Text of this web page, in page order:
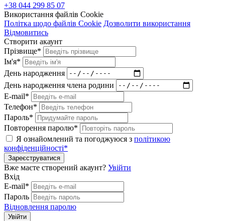
+38 044 299 85 07
Використання файлів Cookie
Політка щодо файлів Cookie Дозволити використання
Відмовитись
Створити акаунт
Прізвище*
Ім'я*
День народження
День народження члена родини
E-mail*
Телефон*
Пароль*
Повторення паролю*
Я ознайомлений та погоджуюся з політикою
конфіденційності*
Зареєструватися
Вже маєте створений акаунт? Увійти
Вхід
E-mail*
Пароль
Відновлення паролю
Увійти